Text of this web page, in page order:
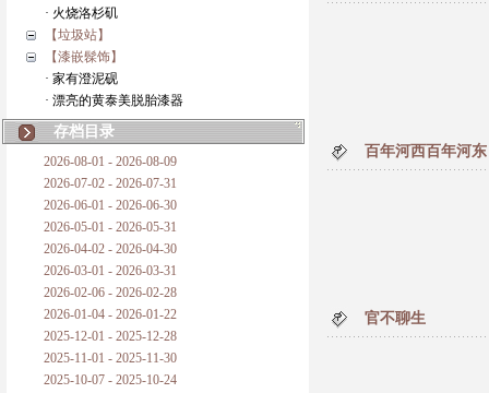
· 火烧洛杉矶
【垃圾站】
【漆嵌髹饰】
· 家有澄泥砚
· 漂亮的黄泰美脱胎漆器
存档目录
2026-08-01 - 2026-08-09
2026-07-02 - 2026-07-31
2026-06-01 - 2026-06-30
2026-05-01 - 2026-05-31
2026-04-02 - 2026-04-30
2026-03-01 - 2026-03-31
2026-02-06 - 2026-02-28
2026-01-04 - 2026-01-22
2025-12-01 - 2025-12-28
2025-11-01 - 2025-11-30
2025-10-07 - 2025-10-24
百年河西百年河
官不聊生